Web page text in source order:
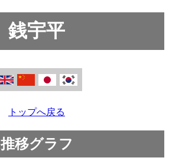
銭宇平
トップへ戻る
推移グラフ